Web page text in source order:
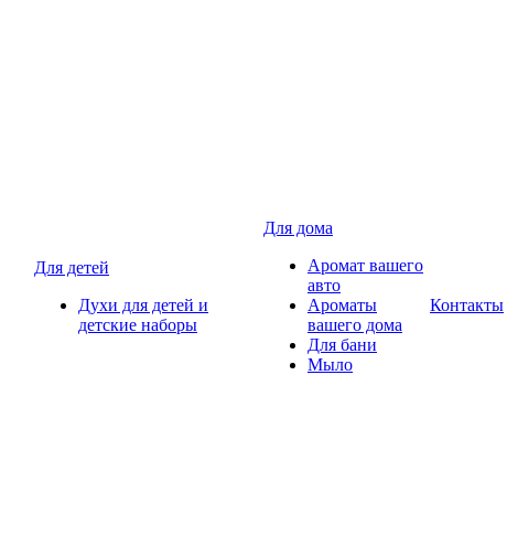
Для детей
Духи для детей и
детские наборы
Для дома
Аромат вашего
авто
Ароматы
вашего дома
Для бани
Мыло
Контакты